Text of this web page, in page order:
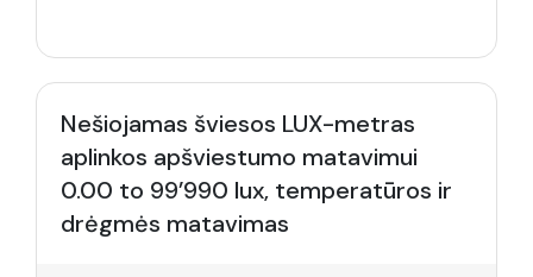
Nešiojamas šviesos LUX-metras
aplinkos apšviestumo matavimui
0.00 to 99’990 lux, temperatūros ir
drėgmės matavimas